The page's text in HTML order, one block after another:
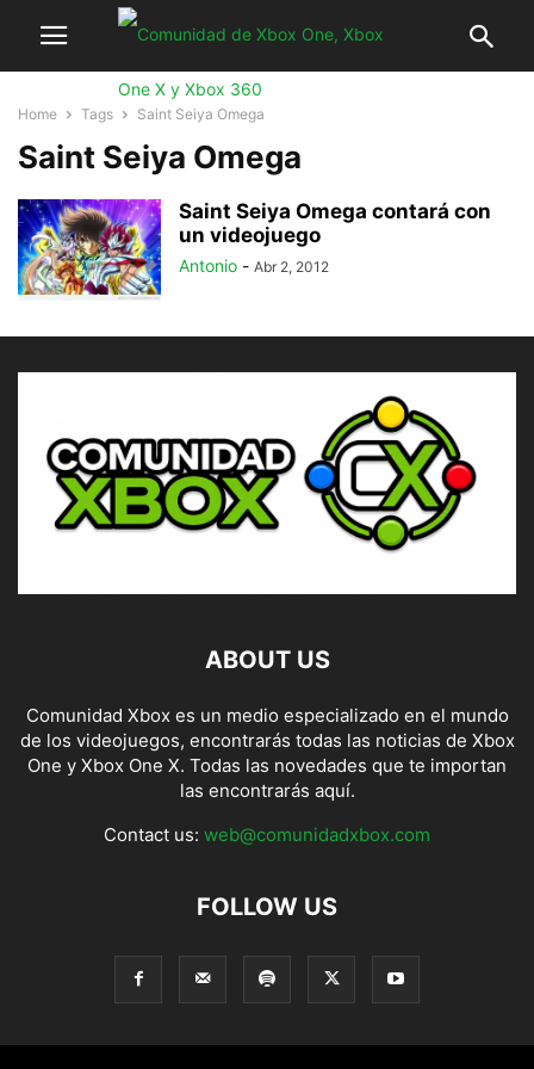
Home Tags Saint Seiya Omega
Saint Seiya Omega
Saint Seiya Omega contará con
un videojuego
Antonio - Abr 2, 2012
ABOUT US
Comunidad Xbox es un medio especializado en el mundo
de los videojuegos, encontrarás todas las noticias de Xbox
One y Xbox One X. Todas las novedades que te importan
las encontrarás aquí.
Contact us: web@comunidadxbox.com
FOLLOW US